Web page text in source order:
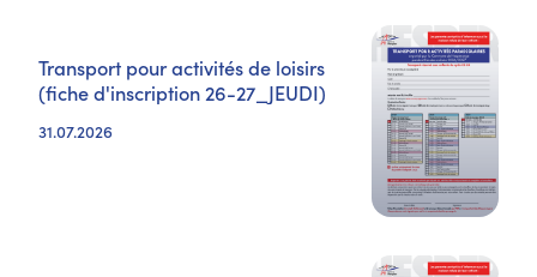
Transport pour activités de loisirs
(fiche d'inscription 26-27_JEUDI)
31.07.2026